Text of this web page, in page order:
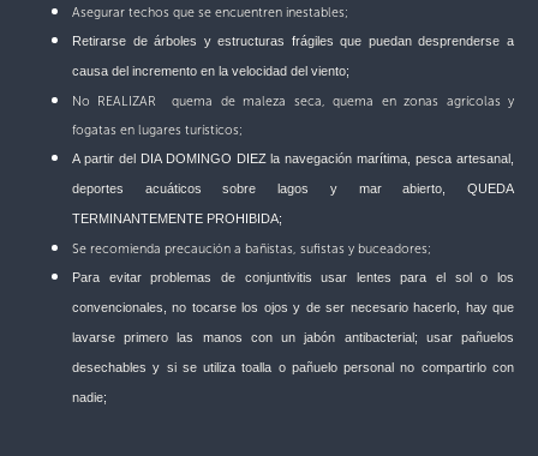
Asegurar techos que se encuentren inestables;
Retirarse de árboles y estructuras frágiles que puedan desprenderse a
causa del incremento en la velocidad del viento;
No REALIZAR quema de maleza seca, quema en zonas agrícolas y
fogatas en lugares turísticos;
A partir del DIA DOMINGO DIEZ la navegación marítima, pesca artesanal,
deportes acuáticos sobre lagos y mar abierto, QUEDA
TERMINANTEMENTE PROHIBIDA;
Se recomienda precaución a bañistas, sufistas y buceadores;
Para evitar problemas de conjuntivitis usar lentes para el sol o los
convencionales, no tocarse los ojos y de ser necesario hacerlo, hay que
lavarse primero las manos con un jabón antibacterial; usar pañuelos
desechables y si se utiliza toalla o pañuelo personal no compartirlo con
nadie;